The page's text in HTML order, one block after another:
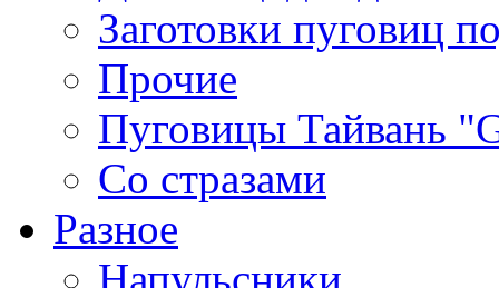
Заготовки пуговиц
Прочие
Пуговицы Тайвань
Со стразами
Разное
Напульсники